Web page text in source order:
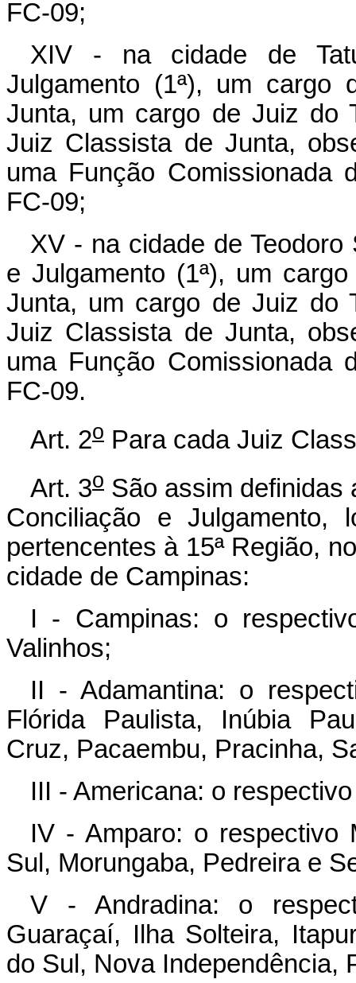
FC-09;
XIV - na cidade de
Julgamento (1ª), um cargo
Junta, um cargo de Juiz do
Juiz Classista de Junta,
uma Função
FC-09;
XV - na cidade de
e Julgamento (1ª), um
Junta, um cargo de Juiz do
Juiz Classista de Junta,
uma Função
FC-09.
Art. 2o Para cada Juiz
Art. 3o São assim definidas
Conciliação e Julgamento,
pertencentes à 15ª Região,
cidade de Campinas:
I - Campinas: o
Valinhos;
II - Adamantina: o
Flórida Paulista, Inúbia
Cruz, Pacaembu, Pracinha,
III - Americana: o
IV - Amparo: o respectivo
Sul, Morungaba, Pedreira e
V - Andradina: o
Guaraçaí, Ilha Solteira,
do Sul, Nova Independência,